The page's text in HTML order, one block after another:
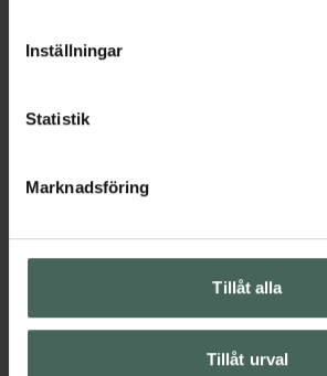
cookieinställningar. Ett återkallat
lagligheten av behandling som skett
Inställningar
Statistik
Marknadsföring
Tillåt alla
Tillåt urval